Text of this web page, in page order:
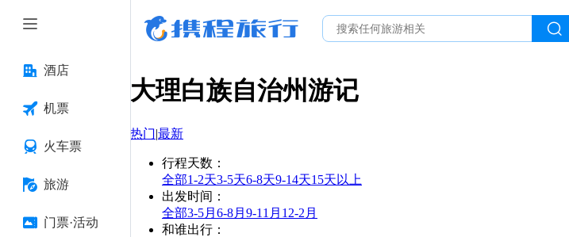
酒店
机票
火车票
旅游
门票·活动
大理白族自治州游记
热门|最新
行程天数 ：
全部1-2天3-5天6-8天9-14天15天以上
出发时间 ：
全部3-5月 6-8月 9-11月 12-2月
和谁出行 ：